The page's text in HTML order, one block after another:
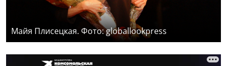
Майя Плисецкая. Фото: globallookpress